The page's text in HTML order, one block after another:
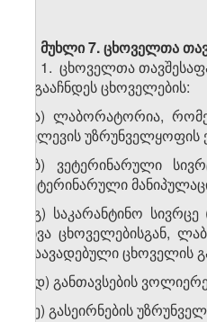
მუხლი 7. ცხოველთა
1. ცხოველთა
ა)გააჩნდეს ცხოველების:
ა.ა) ლაბორატორია,
კვლევის
ა.ბ) ვეტერინარული
ვეტერინარული
ა.გ) საკარანტინო
სხვა ცხოველებისგან,
დაავადებული ცხოველის
ა.დ) განთავსების
ა.ე) გასეირნების